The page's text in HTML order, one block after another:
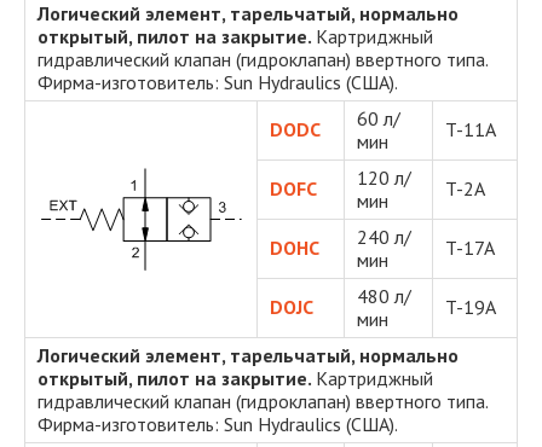
Логический элемент, тарельчатый, нормально
открытый, пилот на закрытие. Картриджный
гидравлический клапан (гидроклапан) ввертного типа.
Фирма-изготовитель: Sun Hydraulics (США).
DODC
60 л/
мин
T-11A
DOFC
120 л/
мин
T-2A
DOHC
240 л/
мин
T-17A
DOJC
480 л/
мин
T-19A
Логический элемент, тарельчатый, нормально
открытый, пилот на закрытие. Картриджный
гидравлический клапан (гидроклапан) ввертного типа.
Фирма-изготовитель: Sun Hydraulics (США).